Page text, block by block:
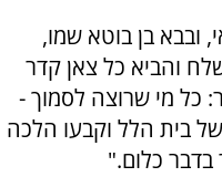
ובבא בן בוטא שמו,
והביא כל צאן קדר
כל מי שרוצה לסמוך -
של בית הלל וקבעו הלכה
כלום."